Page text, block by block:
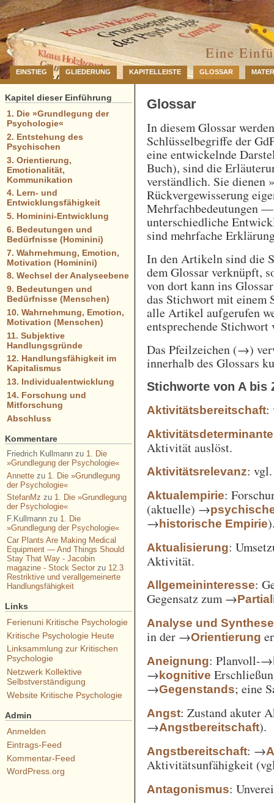
…
Eine
EINSTIEG GLIEDERUNG KAPITELLEISTE GLOSSAR
Glossar
In diesem Glossar
Schlüsselbegriffe der
eine entwickelnde
Buch), sind die
verständlich. Sie dienen
Rückvergewisserung
Mehrfachbedeutungen
unterschiedliche
sind mehrfache
In den Artikeln sind die
dem Glossar verknüpft,
von dort kann ins
das Stichwort mit einem
alle Artikel aufgerufen
entsprechende Stichwort
Das Pfeilzeichen (→)
innerhalb des Glossars
Stichworte von A bis
Aktivitätsbereitschaft:
Aktivitätsdeterminante
Aktivität auslöst.
Aktivitätsrelevanz:
Aktualempirie:
(aktuelle) →
→historische Empirie
Aktualisierung:
Aktivität.
Allgemeininteresse:
Gegensatz zum →
Analyse und Synthese
in der →Orientierung
Aneignung: Planvoll-→
→kognitive
→Gegenstands; eine
Angst: Zustand akuter
→Angstbereitschaft).
Angstbereitschaft: →
Aktivitätsunfähigkeit
Antagonismus:
Kapitel dieser Einführung
1. Die »Grundlegung der
Psychologie«
2. Entstehung des
Psychischen
3. Orientierung,
Emotionalität,
Kommunikation
4. Lern- und
Entwicklungsfähigkeit
5. Hominini-Entwicklung
6. Bedeutungen und
Bedürfnisse (Hominini)
7. Wahrnehmung, Emotion,
Motivation (Hominini)
8. Wechsel der Analyseebene
9. Bedeutungen und
Bedürfnisse (Menschen)
10. Wahrnehmung, Emotion,
Motivation (Menschen)
11. Subjektive
Handlungsgründe
12. Handlungsfähigkeit im
Kapitalismus
13. Individualentwicklung
14. Forschung und
Mitforschung
Abschluss
Kommentare
Friedrich Kullmannzu 1. Die
»Grundlegung der Psychologie«
Annettezu 1. Die »Grundlegung
der Psychologie«
StefanMz zu 1. Die »Grundlegung
der Psychologie«
F.Kullmannzu 1. Die
»Grundlegung der Psychologie«
Car Plants Are Making Medical
Equipment — And Things Should
Stay That Way - Jacobin
magazine - Stock Sectorzu 12.3
Restriktive und verallgemeinerte
Handlungsfähigkeit
Links
Ferienuni Kritische Psychologie
Kritische Psychologie Heute
Linksammlung zur Kritischen
Psychologie
Netzwerk Kollektive
Selbstverständigung
Website Kritische Psychologie
Admin
Anmelden
Eintrags-Feed
Kommentar-Feed
WordPress.org